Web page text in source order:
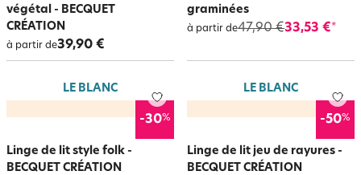
végétal - BECQUET
CRÉATION
à partir de39,90 €
graminées
à partir de47,90 €33,53 €*
LE BLANC
-30%
Linge de lit style folk -
BECQUET CRÉATION
LE BLANC
-50%
Linge de lit jeu de rayures -
BECQUET CRÉATION